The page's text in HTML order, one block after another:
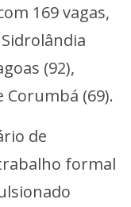
169 vagas,
(92),
Corumbá (69).
de
formal